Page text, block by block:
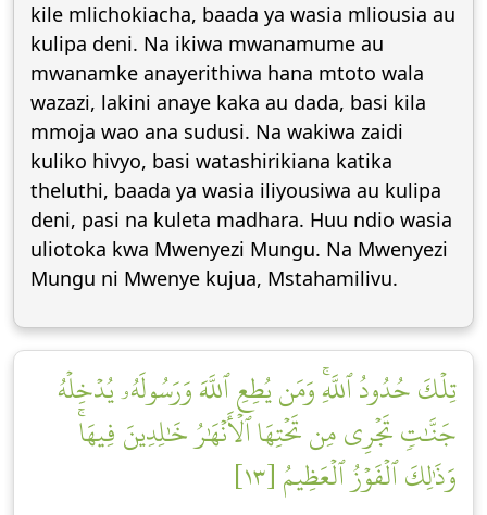
kile mlichokiacha, baada ya wasia mliousia au
kulipa deni. Na ikiwa mwanamume au
mwanamke anayerithiwa hana mtoto wala
wazazi, lakini anaye kaka au dada, basi kila
mmoja wao ana sudusi. Na wakiwa zaidi
kuliko hivyo, basi watashirikiana katika
theluthi, baada ya wasia iliyousiwa au kulipa
deni, pasi na kuleta madhara. Huu ndio wasia
uliotoka kwa Mwenyezi Mungu. Na Mwenyezi
Mungu ni Mwenye kujua, Mstahamilivu.
تِلۡكَ حُدُودُ ٱللَّهِۚ وَمَن يُطِعِ ٱللَّهَ وَرَسُولَهُۥ يُدۡخِلۡهُ
جَنَّٰتٖ تَجۡرِي مِن تَحۡتِهَا ٱلۡأَنۡهَٰرُ خَٰلِدِينَ فِيهَاۚ
وَذَٰلِكَ ٱلۡفَوۡزُ ٱلۡعَظِيمُ [١٣]